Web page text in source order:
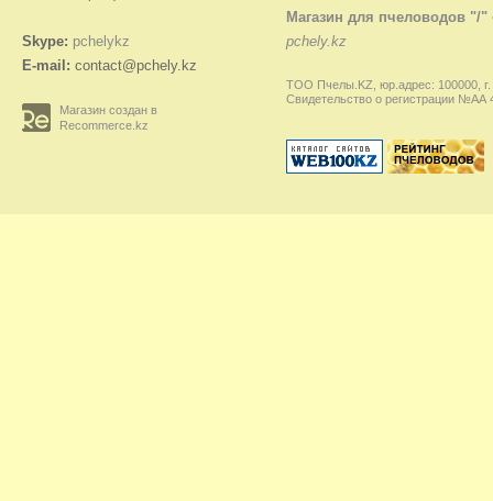
Skype: pchelykz
E-mail: contact@pchely.kz
Магазин создан в
Recommerce.kz
Магазин для пчеловодов "/"
pchely.kz
ТОО Пчелы.KZ, юр.адрес: 100000, г.
Свидетельство о регистрации №АА